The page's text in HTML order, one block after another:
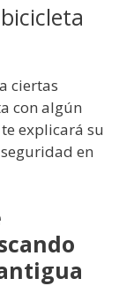
ciertas
con algún
explicará su
en